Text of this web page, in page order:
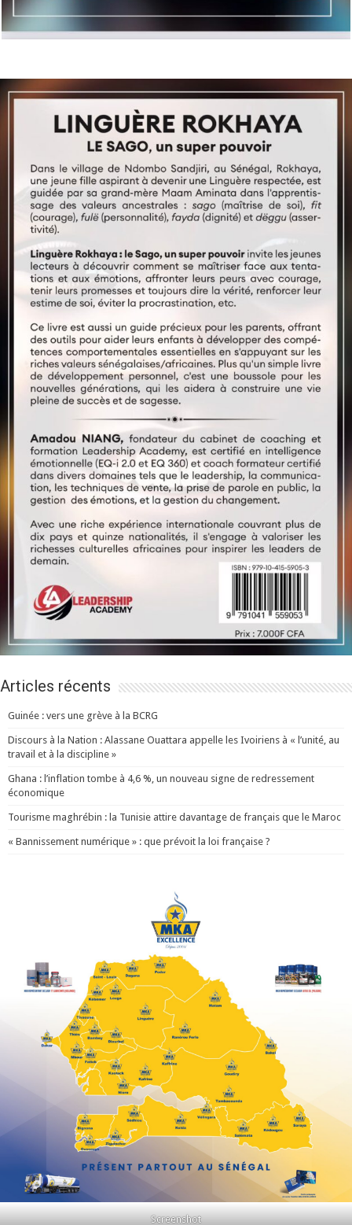
Articles récents
Guinée : vers une grève à la BCRG
Discours à la Nation : Alassane Ouattara appelle les Ivoiriens à « l’unité, au
travail et à la discipline »
Ghana : l’inflation tombe à 4,6 %, un nouveau signe de redressement
économique
Tourisme maghrébin : la Tunisie attire davantage de français que le Maroc
« Bannissement numérique » : que prévoit la loi française ?
Screenshot